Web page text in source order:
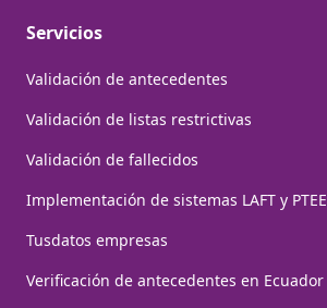
Servicios
Validación de antecedentes
Validación de listas restrictivas
Validación de fallecidos
Implementación de sistemas LAFT y PTEE
Tusdatos empresas
Verificación de antecedentes en Ecuador